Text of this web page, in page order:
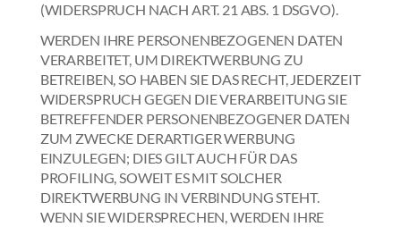
(WIDERSPRUCH NACH ART. 21 ABS. 1 DSGVO).
WERDEN IHRE PERSONENBEZOGENEN DATEN
VERARBEITET, UM DIREKTWERBUNG ZU
BETREIBEN, SO HABEN SIE DAS RECHT, JEDERZEIT
WIDERSPRUCH GEGEN DIE VERARBEITUNG SIE
BETREFFENDER PERSONENBEZOGENER DATEN
ZUM ZWECKE DERARTIGER WERBUNG
EINZULEGEN; DIES GILT AUCH FÜR DAS
PROFILING, SOWEIT ES MIT SOLCHER
DIREKTWERBUNG IN VERBINDUNG STEHT.
WENN SIE WIDERSPRECHEN, WERDEN IHRE